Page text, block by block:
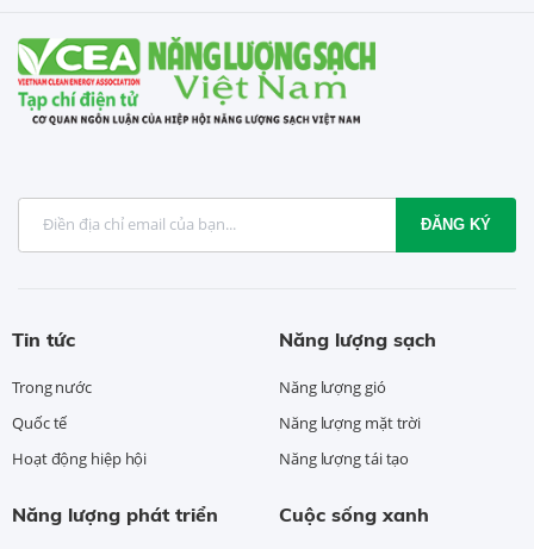
ĐĂNG KÝ
Tin tức
Trong nước
Quốc tế
Hoạt động hiệp hội
Năng lượng sạch
Năng lượng gió
Năng lượng mặt trời
Năng lượng tái tạo
Năng lượng phát triển Cuộc sống xanh